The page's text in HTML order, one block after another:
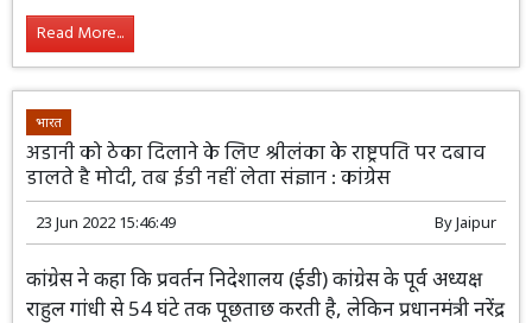
Read More...
भारत
अडानी को ठेका दिलाने के लिए श्रीलंका के राष्ट्रपति पर दबाव
डालते है मोदी, तब ईडी नहीं लेता संज्ञान : कांग्रेस
23 Jun 2022 15:46:49 ByJaipur
कांग्रेस ने कहा कि प्रवर्तन निदेशालय (ईडी) कांग्रेस के पूर्व अध्यक्ष
राहुल गांधी से 54 घंटे तक पूछताछ करती है, लेकिन प्रधानमंत्री नरेंद्र